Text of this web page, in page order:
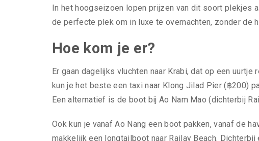
In het hoogseizoen lopen prijzen van dit soort plekjes
de perfecte plek om in luxe te overnachten, zonder de
Hoe kom je er?
Er gaan dagelijks vluchten naar Krabi, dat op een
kun je het beste een taxi naar Klong Jilad Pier (฿200)
Een alternatief is de boot bij Ao Nam Mao (dichterbij
Ook kun je vanaf Ao Nang een boot pakken, vanaf de
makkelijk een longtailboot naar Railay Beach.